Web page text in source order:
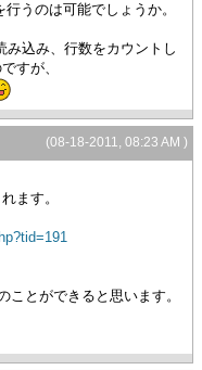
うのは可能でしょうか。
み込み、行数をカウントし
すが、
(08-18-2011, 08:23 AM )
ます。
ことができると思います。